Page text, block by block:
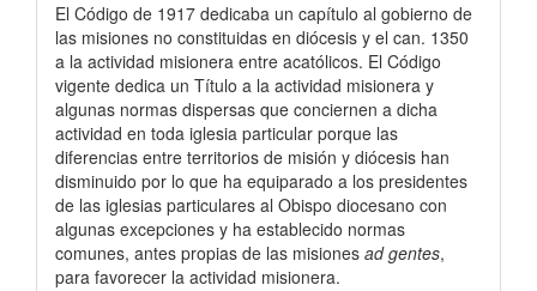
El Código de 1917 dedicaba un capítulo al gobierno de
las misiones no constituidas en diócesis y el can. 1350
a la actividad misionera entre acatólicos. El Código
vigente dedica un Título a la actividad misionera y
algunas normas dispersas que conciernen a dicha
actividad en toda iglesia particular porque las
diferencias entre territorios de misión y diócesis han
disminuido por lo que ha equiparado a los presidentes
de las iglesias particulares al Obispo diocesano con
algunas excepciones y ha establecido normas
comunes, antes propias de las misiones ad gentes,
para favorecer la actividad misionera.